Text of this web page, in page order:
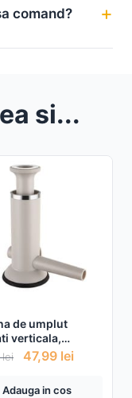
comand?
si...
de umplut
verticala,
lei 47,99 lei
Adauga in cos